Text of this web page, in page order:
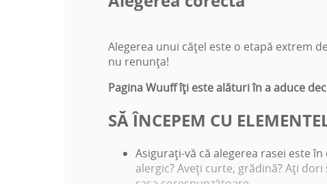
Alegerea unui căţel este o etapă extrem
nu renunţa!
Pagina Wuuff îţi este alături în a aduce
SĂ ÎNCEPEM CU
Asiguraţi-vă că alegerea rasei este
alergic? Aveţi curte, grădină? Aţi